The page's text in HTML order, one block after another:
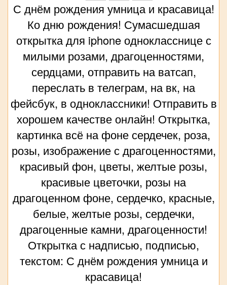
С днём рождения умница и красавица!
Ко дню рождения! Сумасшедшая
открытка для iphone однокласснице с
милыми розами, драгоценностями,
сердцами, отправить на ватсап,
переслать в телеграм, на вк, на
фейсбук, в одноклассники! Отправить в
хорошем качестве онлайн! Открытка,
картинка всё на фоне сердечек, роза,
розы, изображение с драгоценностями,
красивый фон, цветы, желтые розы,
красивые цветочки, розы на
драгоценном фоне, сердечко, красные,
белые, желтые розы, сердечки,
драгоценные камни, драгоценности!
Открытка с надписью, подписью,
текстом: С днём рождения умница и
красавица!